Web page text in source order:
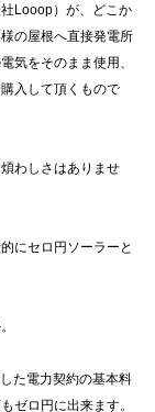
Looop）が、どこか
の屋根へ直接発電所
気をそのまま使用、
入して頂くもので
わしさはありませ
にセロ円ソーラーと
た電力契約の基本料
ゼロ円に出来ます。